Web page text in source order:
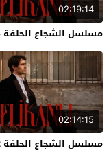
02:19:14
مسلسل الشجاع الحلقة 4 قرمزي
02:14:15
مسلسل الشجاع الحلقة 2 قرمزي